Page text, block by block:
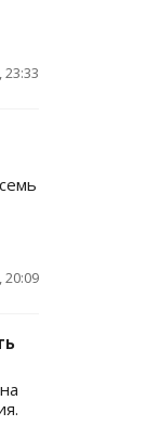
23:33
20:09